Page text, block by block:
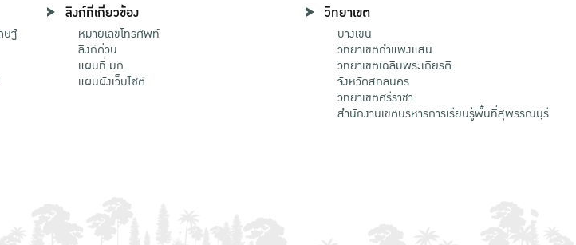
ษฐ์
ลิงก์ที่เกี่ยวข้อง
หมายเลขโทรศัพท์
ลิงก์ด่วน
แผนที่ มก.
แผนผังเว็บไซต์
วิทยาเขต
บางเขน
วิทยาเขตกําแพงแสน
วิทยาเขตเฉลิมพระเกียรติ
จังหวัดสกลนคร
วิทยาเขตศรีราชา
สำนักงานเขตบริหารการเรียนรู้พื้นที่สุพรรณบุรี